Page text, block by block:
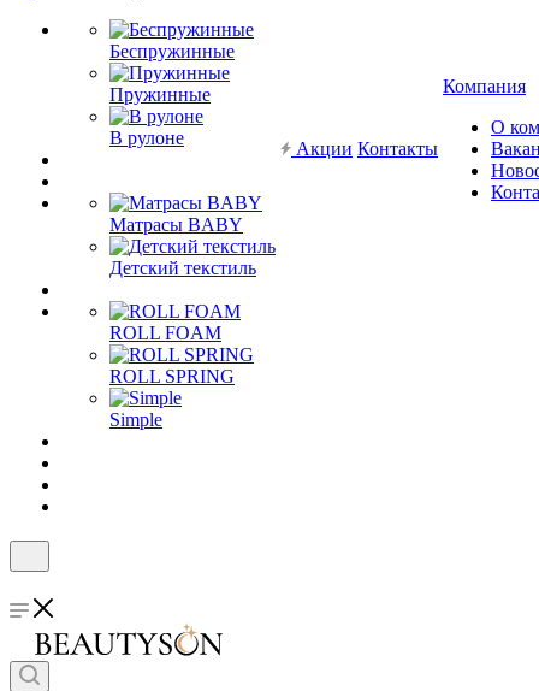
Беспружинные
Пружинные
В рулоне
Матрасы BABY
Детский текстиль
ROLL FOAM
ROLL SPRING
Simple
Акции Контакты
Компания
О